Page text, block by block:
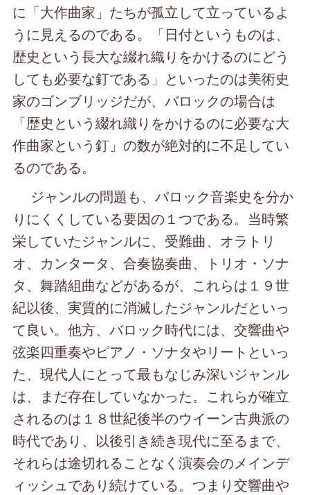
に「大作曲家」たちが孤立して立っているよ
うに見えるのである。「日付というものは、
歴史という長大な綴れ織りをかけるのにどう
しても必要な釘である」といったのは美術史
家のゴンブリッジだが、バロックの場合は
「歴史という綴れ織りをかけるのに必要な大
作曲家という釘」の数が絶対的に不足してい
るのである。
ジャンルの問題も、バロック音楽史を分か
りにくくしている要因の１つである。当時繁
栄していたジャンルに、受難曲、オラトリ
オ、カンタータ、合奏協奏曲、トリオ・ソナ
タ、舞踏組曲などがあるが、これらは１９世
紀以後、実質的に消滅したジャンルだといっ
て良い。他方、バロック時代には、交響曲や
弦楽四重奏やピアノ・ソナタやリートといっ
た、現代人にとって最もなじみ深いジャンル
は、まだ存在していなかった。これらが確立
されるのは１８世紀後半のウイーン古典派の
時代であり、以後引き続き現代に至るまで、
それらは途切れることなく演奏会のメインデ
ィッシュであり続けている。つまり交響曲や